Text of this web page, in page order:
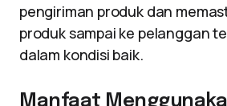
pengiriman produk dan
produk sampai ke pelanggan
dalam kondisi baik.
Manfaat